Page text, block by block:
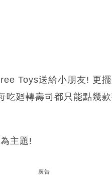
Toys送給小朋友! 更
吃廻轉壽司都只能點幾
主題!
廣告